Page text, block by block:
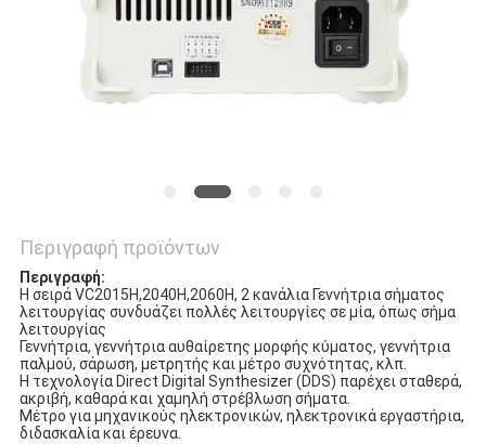
Περιγραφή προϊόντων
Περιγραφή:
Η σειρά VC2015H,2040H,2060H, 2 κανάλια Γεννήτρια σήματος
λειτουργίας συνδυάζει πολλές λειτουργίες σε μία, όπως σήμα
λειτουργίας
Γεννήτρια, γεννήτρια αυθαίρετης μορφής κύματος, γεννήτρια
παλμού, σάρωση, μετρητής και μέτρο συχνότητας, κλπ.
Η τεχνολογία Direct Digital Synthesizer (DDS) παρέχει σταθερά,
ακριβή, καθαρά και χαμηλή στρέβλωση σήματα.
Μέτρο για μηχανικούς ηλεκτρονικών, ηλεκτρονικά εργαστήρια,
διδασκαλία και έρευνα.